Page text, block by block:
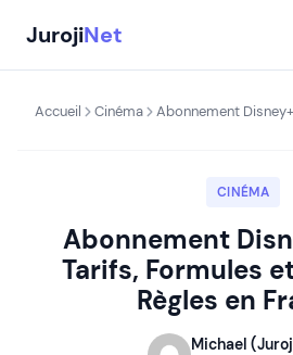
contenu
JurojiNet
Accueil Cinéma Abonnement
CINÉMA
Abonnement
Tarifs, Formules
Règles en
Michael